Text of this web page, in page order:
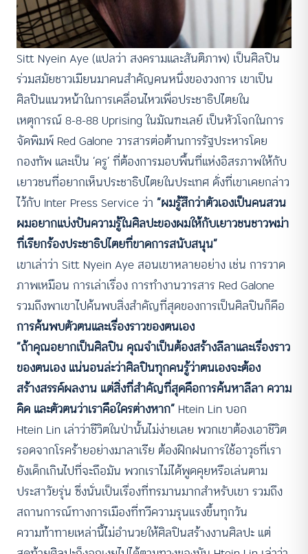
Sitt Nyein Aye (แปลว่า สงครามและสันติภาพ) เป็นศิลปิน
ร่วมสมัยชาวเมียนมาคนสำคัญคนหนึ่งของวงการ เขาเป็น
ศิลปินแนวหน้าในการเคลื่อนไหวเพื่อประชาธิปไตยใน
เหตุการณ์ 8-8-88 Uprising ในมัณฑะเลย์ เป็นหัวโจกในการ
จัดพิมพ์ Red Galone วารสารต่อต้านการรัฐประหารโดย
กองทัพ และเป็น ‘ครู’ ที่ต้องการมอบพื้นที่แห่งอิสรภาพให้กับ
เยาวชนที่อยากเห็นประชาธิปไตยในประเทศ ดั่งที่เขาเคยกล่าว
ไว้กับ Inter Press Service ว่า “ผมรู้สึกว่าตัวเองเป็นคนสวน
ผมอยากแบ่งปันความรู้ในศิลปะของผมให้กับเยาวชนชาวพม่า
ที่เรียกร้องประชาธิปไตยที่ขาดการสนับสนุน”
เขาเล่าว่า Sitt Nyein Aye สอนเขาหลายอย่าง เช่น การวาด
ภาพเหมือน การเล่าเรื่อง การทำงานวารสาร Red Galone
รวมถึงพาเขาไปค้นพบสิ่งสำคัญที่สุดของการเป็นศิลปินก็คือ
การค้นพบตัวตนและเรื่องราวของตนเอง
“ถ้าคุณอยากเป็นศิลปิน คุณจำเป็นต้องสร้างลีลาและเรื่องราว
ของตนเอง แน่นอนล่ะว่าศิลปินทุกคนรู้ว่าตนเองจะต้อง
สร้างสรรค์ผลงาน แต่สิ่งที่สำคัญที่สุดคือการค้นหาลีลา ความ
คิด และตัวตนว่าเราคือใครต่างหาก” Htein Lin บอก
Htein Lin เล่าว่าชีวิตในป่านั้นไม่ง่ายเลย พวกเขาต้องเอาชีวิต
รอดจากโรคร้ายอย่างมาลาเรีย ต้องฝึกฝนการใช้อาวุธที่เรา
ยังเด็กเกินไปที่จะถือมัน พวกเราไม่ได้พูดคุยหรือเล่นตาม
ประสาวัยรุ่น ซึ่งนั่นเป็นเรื่องที่ทรมานมากสำหรับเขา รวมถึง
สถานการณ์ทางการเมืองที่ทวีความรุนแรงขึ้นทุกวัน
ความท้าทายเหล่านี้ไม่อำนวยให้ศิลปินสร้างงานศิลปะ แต่